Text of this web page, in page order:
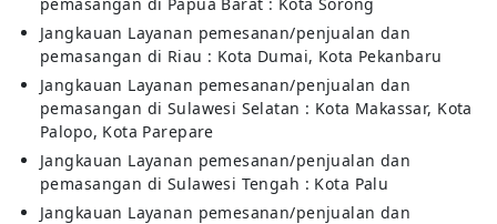
Jangkauan Layanan pemesanan/penjualan dan
pemasangan di Riau : Kota Dumai, Kota Pekanbaru
Jangkauan Layanan pemesanan/penjualan dan
pemasangan di Sulawesi Selatan : Kota Makassar, Kota
Palopo, Kota Parepare
Jangkauan Layanan pemesanan/penjualan dan
pemasangan di Sulawesi Tengah : Kota Palu
Jangkauan Layanan pemesanan/penjualan dan